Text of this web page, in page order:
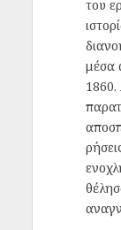
του
μέσα
1860.